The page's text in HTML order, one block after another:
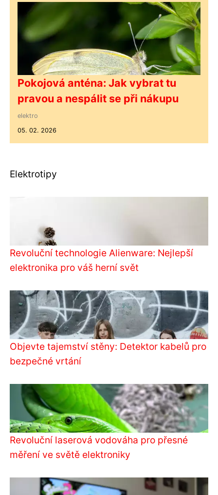
Pokojová anténa: Jak vybrat tu
pravou a nespálit se při nákupu
elektro
05. 02. 2026
Elektrotipy
Revoluční technologie Alienware: Nejlepší
elektronika pro váš herní svět
Objevte tajemství stěny: Detektor kabelů pro
bezpečné vrtání
Revoluční laserová vodováha pro přesné
měření ve světě elektroniky